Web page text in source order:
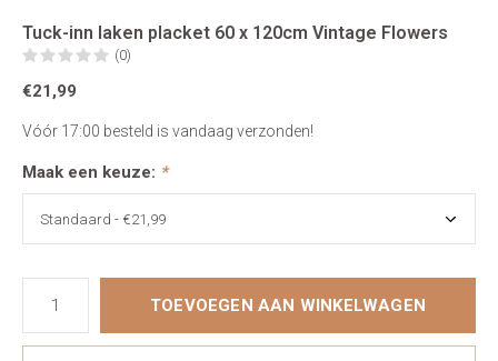
Tuck-inn laken placket 60 x 120cm Vintage Flowers
(0)
€21,99
Vóór 17:00 besteld is vandaag verzonden!
Maak een keuze: *
TOEVOEGEN AAN WINKELWAGEN